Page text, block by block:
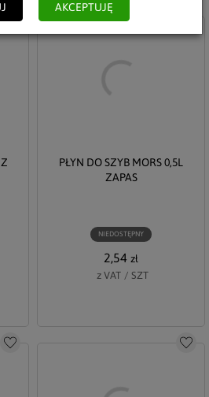
Do schowka
PŁYN DO SZYB MORS 0,5L
ZAPAS
NIEDOSTĘPNY
2,54 zł
z VAT / SZT
Do schowka Do
AKCEPTUJĘ